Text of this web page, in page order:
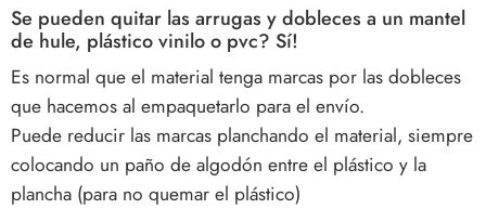
Se pueden quitar las arrugas y dobleces a un mantel
de hule, plástico vinilo o pvc? Sí!
Es normal que el material tenga marcas por las dobleces
que hacemos al empaquetarlo para el envío.
Puede reducir las marcas planchando el material, siempre
colocando un paño de algodón entre el plástico y la
plancha (para no quemar el plástico)